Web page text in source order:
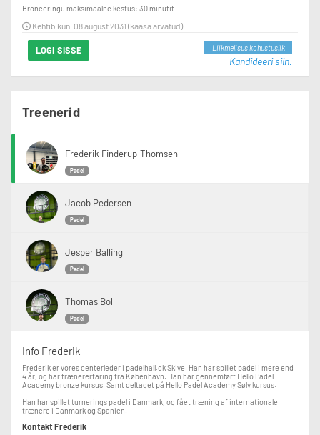
Broneeringu maksimaalne kestus: 30 minutit
Kehtib kuni 08 august 2031 (kaasa arvatud).
LOGI SISSE Liikmelisus kohustuslik
Kandideeri siin.
Treenerid
Frederik Finderup-Thomsen
Padel
Jacob Pedersen
Padel
Jesper Balling
Padel
Thomas Boll
Padel
Info Frederik
Frederik er vores centerleder i padelhall.dk Skive. Han har spillet padel i mere end
4 år, og har trænererfaring fra København. Han har gennemført Hello Padel
Academy bronze kursus. Samt deltaget på Hello Padel Academy Sølv kursus.
Han har spillet turnerings padel i Danmark, og fået træning af internationale
trænere i Danmark og Spanien.
Kontakt Frederik